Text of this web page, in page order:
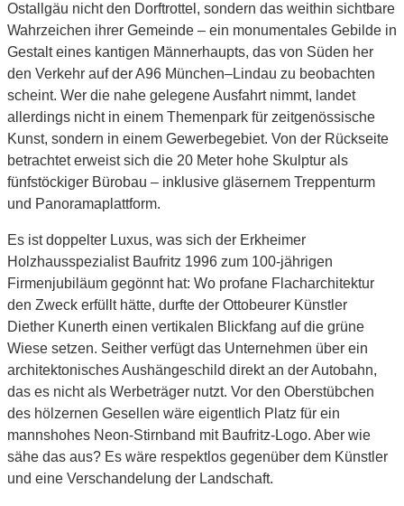
Ostallgäu nicht den Dorftrottel, sondern das weithin sichtbare
Wahrzeichen ihrer Gemeinde – ein monumentales Gebilde in
Gestalt eines kantigen Männerhaupts, das von Süden her
den Verkehr auf der A96 München–Lindau zu beobachten
scheint. Wer die nahe gelegene Ausfahrt nimmt, landet
allerdings nicht in einem Themenpark für zeitgenössische
Kunst, sondern in einem Gewerbegebiet. Von der Rückseite
betrachtet erweist sich die 20 Meter hohe Skulptur als
fünfstöckiger Bürobau – inklusive gläsernem Treppenturm
und Panoramaplattform.
Es ist doppelter Luxus, was sich der Erkheimer
Holzhausspezialist Baufritz 1996 zum 100-jährigen
Firmenjubiläum gegönnt hat: Wo profane Flacharchitektur
den Zweck erfüllt hätte, durfte der Ottobeurer Künstler
Diether Kunerth einen vertikalen Blickfang auf die grüne
Wiese setzen. Seither verfügt das Unternehmen über ein
architektonisches Aushängeschild direkt an der Autobahn,
das es nicht als Werbeträger nutzt. Vor den Oberstübchen
des hölzernen Gesellen wäre eigentlich Platz für ein
mannshohes Neon-Stirnband mit Baufritz-Logo. Aber wie
sähe das aus? Es wäre respektlos gegenüber dem Künstler
und eine Verschandelung der Landschaft.